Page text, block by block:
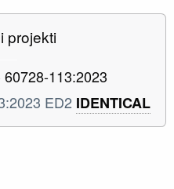
projekti
60728-113:2023
ED2 IDENTICAL